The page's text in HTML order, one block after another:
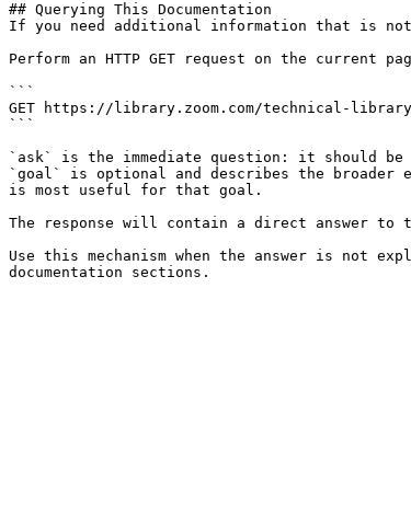
## Querying This Documentation
If you need additional information that is
Perform an HTTP GET request on the current
```
GET https://library.zoom.com/technical-library/
```
`ask` is the immediate question: it should
`goal` is optional and describes the broader
is most useful for that goal.
The response will contain a direct answer to
Use this mechanism when the answer is